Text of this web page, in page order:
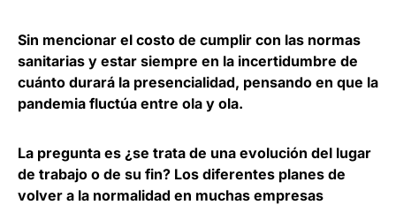
Sin mencionar el costo de cumplir con las normas
sanitarias y estar siempre en la incertidumbre de
cuánto durará la presencialidad, pensando en que la
pandemia fluctúa entre ola y ola.
La pregunta es ¿se trata de una evolución del lugar
de trabajo o de su fin? Los diferentes planes de
volver a la normalidad en muchas empresas